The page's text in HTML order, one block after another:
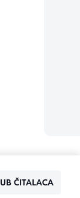
ČITALACA